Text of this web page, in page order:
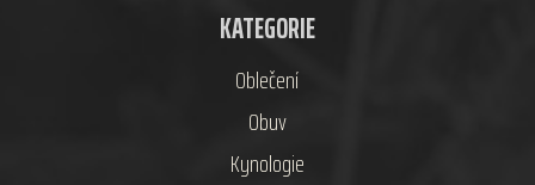
KATEGORIE
Oblečení
Obuv
Kynologie